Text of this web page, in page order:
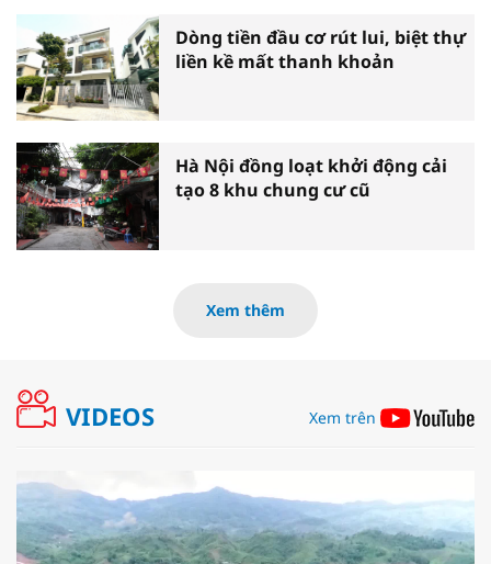
Dòng tiền đầu cơ rút lui, biệt thự
liền kề mất thanh khoản
Hà Nội đồng loạt khởi động cải
tạo 8 khu chung cư cũ
Xem thêm
VIDEOS Xem trên